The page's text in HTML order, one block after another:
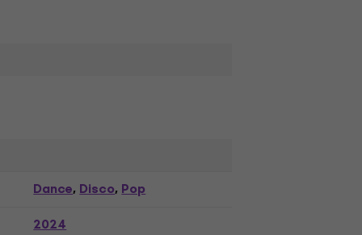
Dance,Disco,Pop
2024